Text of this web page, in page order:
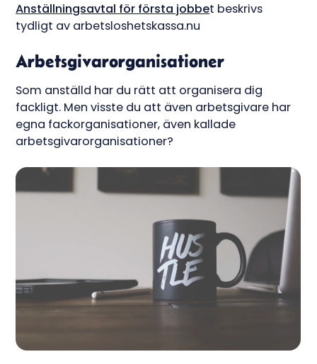
Anställningsavtal för första jobbet beskrivs
tydligt av arbetsloshetskassa.nu
Arbetsgivarorganisationer
Som anställd har du rätt att organisera dig
fackligt. Men visste du att även arbetsgivare har
egna fackorganisationer, även kallade
arbetsgivarorganisationer?